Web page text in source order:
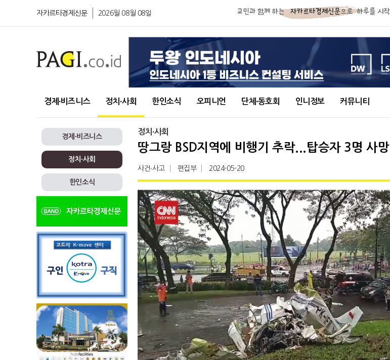
자카르타경제신문 2026월 08월 08일
경제∙비즈니스 정치∙사회 한인소식 오피니언 단체∙동호회 인니정보 커뮤니티
경제∙비즈니스
정치∙사회
한인소식
정치∙사회
땅그랑 BSD지역에 비행기 추락...탑승자 3명 사망
사건∙사고 편집부 2024-05-20